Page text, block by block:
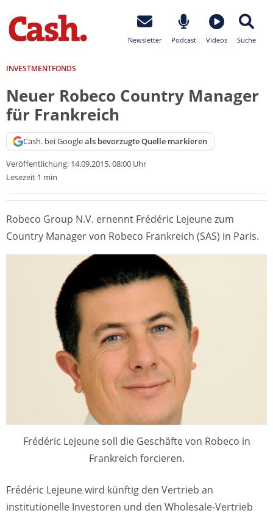
Newsletter Podcast Videos Suche
INVESTMENTFONDS
Neuer Robeco Country Manager
für Frankreich
Cash. bei Googleals bevorzugte Quelle markieren
Veröffentlichung: 14.09.2015, 08:00 Uhr
Lesezeit 1 min
Robeco Group N.V. ernennt Frédéric Lejeune zum
Country Manager von Robeco Frankreich (SAS) in Paris.
Frédéric Lejeune soll die Geschäfte von Robeco in
Frankreich forcieren.
Frédéric Lejeune wird künftig den Vertrieb an
institutionelle Investoren und den Wholesale-Vertrieb